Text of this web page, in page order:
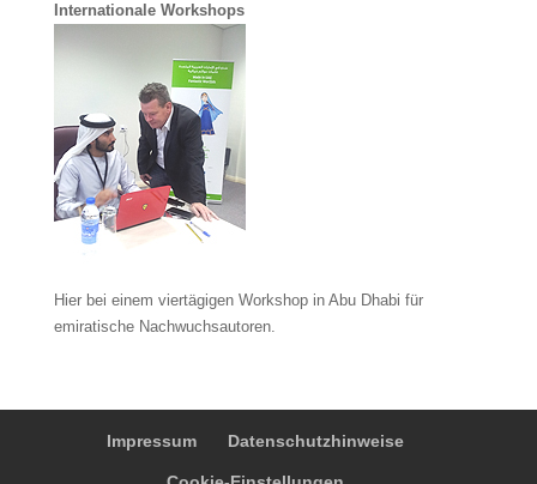
Internationale Workshops
Hier bei einem viertägigen Workshop in Abu Dhabi für
emiratische Nachwuchsautoren.
Impressum Datenschutzhinweise